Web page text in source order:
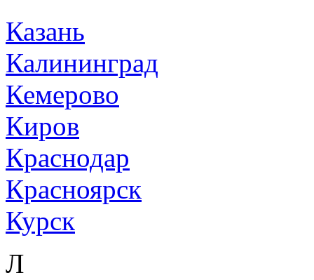
Казань
Калининград
Кемерово
Киров
Краснодар
Красноярск
Курск
Л